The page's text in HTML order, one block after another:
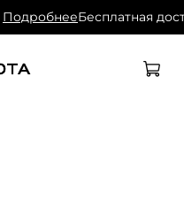
ПодробнееБесплатная